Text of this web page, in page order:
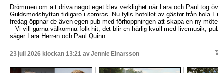
Drömmen om att driva något eget blev verklighet när Lara och Paul tog
Guldsmedshyttan tidigare i somras. Nu fylls hotellet av gäster från hela
fredag öppnar de även egen pub med förhoppningen att skapa en ny
– Vi vill gärna välkomna folk hit, det blir en härlig kväll med livemusik,
säger Lara Herren och Paul Quinn
23 juli 2026 klockan 13:21 av Jennie Einarsson